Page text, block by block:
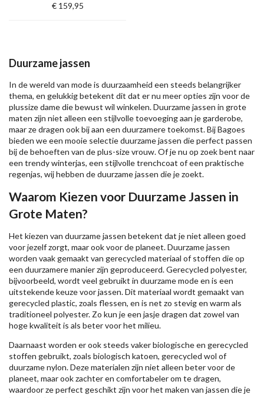
€ 159,95
Duurzame jassen
In de wereld van mode is duurzaamheid een steeds belangrijker
thema, en gelukkig betekent dit dat er nu meer opties zijn voor de
plussize dame die bewust wil winkelen. Duurzame jassen in grote
maten zijn niet alleen een stijlvolle toevoeging aan je garderobe,
maar ze dragen ook bij aan een duurzamere toekomst. Bij Bagoes
bieden we een mooie selectie duurzame jassen die perfect passen
bij de behoeften van de plus-size vrouw. Of je nu op zoek bent naar
een trendy winterjas, een stijlvolle trenchcoat of een praktische
regenjas, wij hebben de duurzame jassen die je zoekt.
Waarom Kiezen voor Duurzame Jassen in
Grote Maten?
Het kiezen van duurzame jassen betekent dat je niet alleen goed
voor jezelf zorgt, maar ook voor de planeet. Duurzame jassen
worden vaak gemaakt van gerecycled materiaal of stoffen die op
een duurzamere manier zijn geproduceerd. Gerecycled polyester,
bijvoorbeeld, wordt veel gebruikt in duurzame mode en is een
uitstekende keuze voor jassen. Dit materiaal wordt gemaakt van
gerecycled plastic, zoals flessen, en is net zo stevig en warm als
traditioneel polyester. Zo kun je een jasje dragen dat zowel van
hoge kwaliteit is als beter voor het milieu.
Daarnaast worden er ook steeds vaker biologische en gerecycled
stoffen gebruikt, zoals biologisch katoen, gerecycled wol of
duurzame nylon. Deze materialen zijn niet alleen beter voor de
planeet, maar ook zachter en comfortabeler om te dragen,
waardoor ze perfect geschikt zijn voor het maken van jassen die je